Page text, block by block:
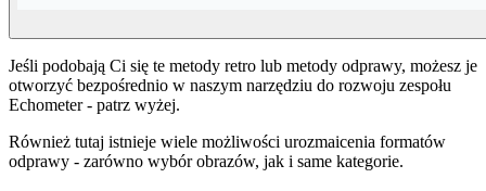
Jeśli podobają Ci się te metody retro lub metody odprawy, możesz je
otworzyć bezpośrednio w naszym narzędziu do rozwoju zespołu
Echometer - patrz wyżej.
Również tutaj istnieje wiele możliwości urozmaicenia formatów
odprawy - zarówno wybór obrazów, jak i same kategorie.